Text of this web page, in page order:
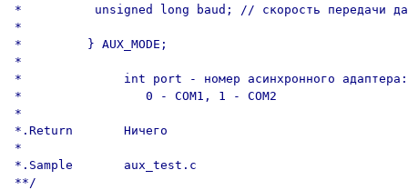
*          unsigned long baud; // скорость передачи
*
*         } AUX_MODE;
*
*              int port - номер асинхронного адаптера:
*                 0 - COM1, 1 - COM2
*
*.Return       Ничего
*
*.Sample       aux_test.c
**/